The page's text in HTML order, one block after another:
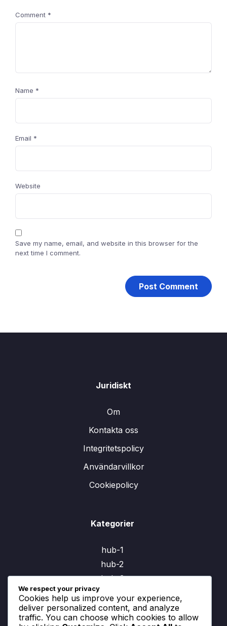
Comment *
Name *
Email *
Website
Save my name, email, and website in this browser for the
next time I comment.
Juridiskt
Om
Kontakta oss
Integritetspolicy
Användarvillkor
Cookiepolicy
Kategorier
hub-1
hub-2
hub-3
We respect your privacy
Cookies help us improve your experience,
deliver personalized content, and analyze
traffic. You can choose which cookies to allow